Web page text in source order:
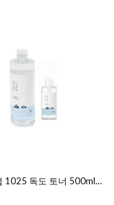
라운드랩 1025 독도 토너 500ml+100ml